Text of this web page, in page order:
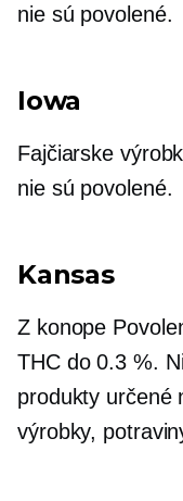
nie sú povolené.
Iowa
Fajčiarske
nie sú povolené.
Kansas
Z konope
THC do 0.3 %.
produkty určené
výrobky,